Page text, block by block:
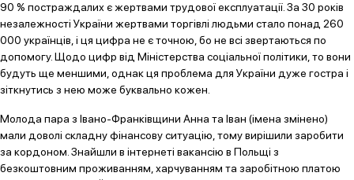
90 % постраждалих є жертвами трудової експлуатації. За 30 років
незалежності України жертвами торгівлі людьми стало понад 260
000 українців, і ця цифра не є точною, бо не всі звертаються по
допомогу. Щодо цифр від Міністерства соціальної політики, то вони
будуть ще меншими, однак ця проблема для України дуже гостра і
зіткнутись з нею може буквально кожен.
Молода пара з Івано-Франківщини Анна та Іван (імена змінено)
мали доволі складну фінансову ситуацію, тому вирішили заробити
за кордоном. Знайшли в інтернеті вакансію в Польщі з
безкоштовним проживанням, харчуванням та заробітною платою